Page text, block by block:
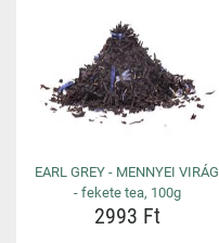
EARL GREY - MENNYEI VIRÁG
- fekete tea, 100g
2993 Ft